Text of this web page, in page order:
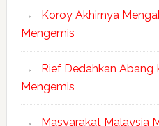
Koroy Akhirnya
Mengemis
Rief Dedahkan Abang
Mengemis
Masyarakat Malaysia